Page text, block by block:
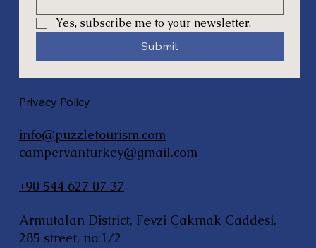
Yes, subscribe me to your newsletter.
Submit
Privacy Policy
info@puzzletourism.com
campervanturkey@gmail.com
+90 544 627 07 37
Armutalan District, Fevzi Çakmak Caddesi,
285 street, no:1/2